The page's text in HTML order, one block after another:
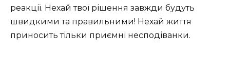
реакції. Нехай твої рішення завжди будуть
швидкими та правильними! Нехай життя
приносить тільки приємні несподіванки.